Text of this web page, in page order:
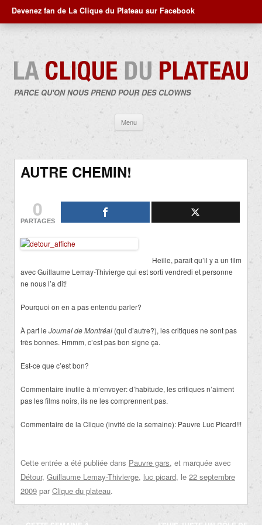
Devenez fan de La Clique du Plateau sur Facebook
PARCE QU'ON NOUS PREND POUR DES CLOWNS
Menu
contenu
AUTRE CHEMIN!
0
PARTAGES
Heille, paraît qu’il y a un film
avec Guillaume Lemay-Thivierge qui est sorti vendredi et personne
ne nous l’a dit!
Pourquoi on en a pas entendu parler?
À part le Journal de Montréal (qui d’autre?), les critiques ne sont pas
très bonnes. Hmmm, c’est pas bon signe ça.
Est-ce que c’est bon?
Commentaire inutile à m’envoyer: d’habitude, les critiques n’aiment
pas les films noirs, ils ne les comprennent pas.
Commentaire de la Clique (invité de la semaine): Pauvre Luc Picard!!!
Cette entrée a été publiée dans Pauvre gars, et marquée avec
Détour, Guillaume Lemay-Thivierge, luc picard, le 22 septembre
2009 par Clique du plateau.